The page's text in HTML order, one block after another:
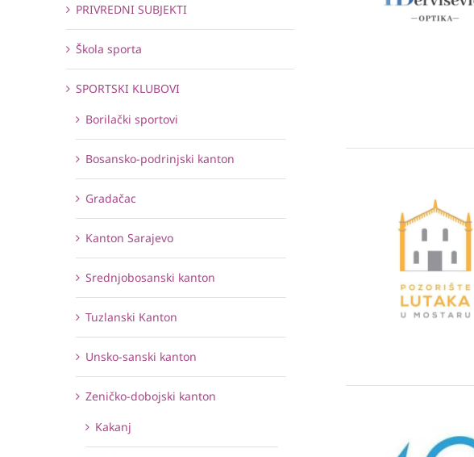
PRIVREDNI SUBJEKTI
Škola sporta
SPORTSKI KLUBOVI
Borilački sportovi
Bosansko-podrinjski kanton
Gradačac
Kanton Sarajevo
Srednjobosanski kanton
Tuzlanski Kanton
Unsko-sanski kanton
Zeničko-dobojski kanton
Kakanj